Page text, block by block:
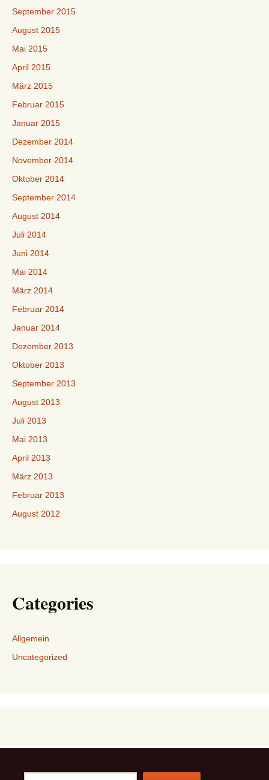
September 2015
August 2015
Mai 2015
April 2015
März 2015
Februar 2015
Januar 2015
Dezember 2014
November 2014
Oktober 2014
September 2014
August 2014
Juli 2014
Juni 2014
Mai 2014
März 2014
Februar 2014
Januar 2014
Dezember 2013
Oktober 2013
September 2013
August 2013
Juli 2013
Mai 2013
April 2013
März 2013
Februar 2013
August 2012
Categories
Allgemein
Uncategorized